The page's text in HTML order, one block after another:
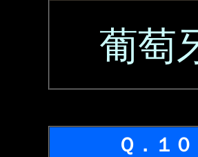
葡萄
Ｑ．１０